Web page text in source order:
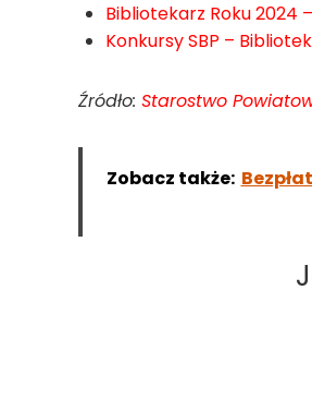
Bibliotekarz Roku 2024
Konkursy SBP –
Źródło: Starostwo
Zobacz także: